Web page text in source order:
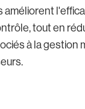
tout en
à la gestion